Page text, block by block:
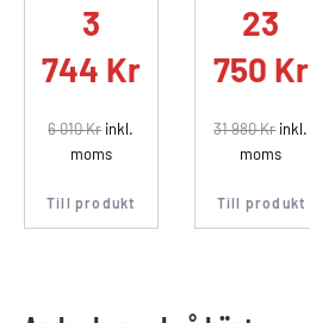
3
744 Kr
6 010Krinkl.
moms
Till produkt
23
750 Kr
31 980Krinkl.
moms
Till produkt